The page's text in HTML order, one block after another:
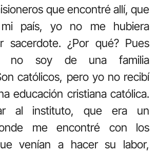
que encontré allí, que
país, yo no me hubiera
sacerdote. ¿Por qué? Pues
no soy de una familia
católicos, pero yo no recibí
educación cristiana católica.
al instituto, que era un
me encontré con los
venían a hacer su labor,